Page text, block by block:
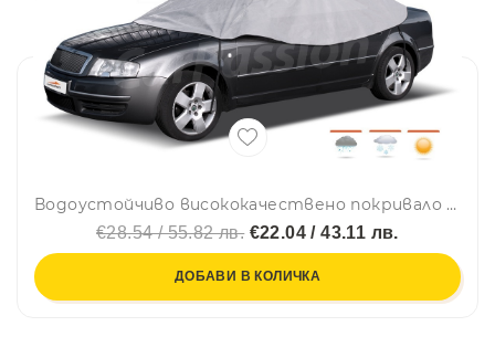
Водоустойчиво висококачествено покривало полукалъф за автомобил размер XL ХЛ 295 cm x 130 cm сив CarPassion
€28.54 / 55.82 лв.€22.04 / 43.11 лв.
ДОБАВИ В КОЛИЧКА